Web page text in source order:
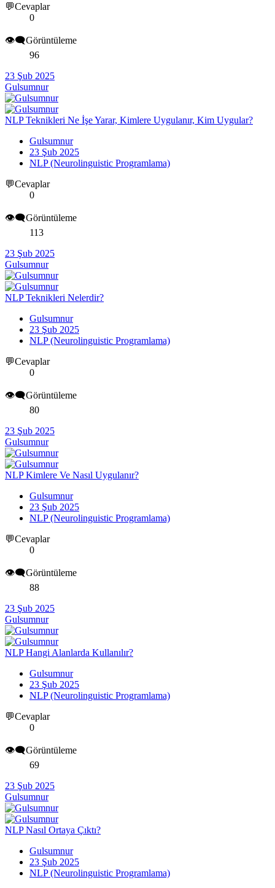
💬Cevaplar
0
👁️‍🗨️Görüntüleme
96
23 Şub 2025
Gulsumnur
NLP Teknikleri Ne İşe Yarar, Kimlere Uygulanır, Kim Uygular?
Gulsumnur
23 Şub 2025
NLP (Neurolinguistic Programlama)
💬Cevaplar
0
👁️‍🗨️Görüntüleme
113
23 Şub 2025
Gulsumnur
NLP Teknikleri Nelerdir?
Gulsumnur
23 Şub 2025
NLP (Neurolinguistic Programlama)
💬Cevaplar
0
👁️‍🗨️Görüntüleme
80
23 Şub 2025
Gulsumnur
NLP Kimlere Ve Nasıl Uygulanır?
Gulsumnur
23 Şub 2025
NLP (Neurolinguistic Programlama)
💬Cevaplar
0
👁️‍🗨️Görüntüleme
88
23 Şub 2025
Gulsumnur
NLP Hangi Alanlarda Kullanılır?
Gulsumnur
23 Şub 2025
NLP (Neurolinguistic Programlama)
💬Cevaplar
0
👁️‍🗨️Görüntüleme
69
23 Şub 2025
Gulsumnur
NLP Nasıl Ortaya Çıktı?
Gulsumnur
23 Şub 2025
NLP (Neurolinguistic Programlama)